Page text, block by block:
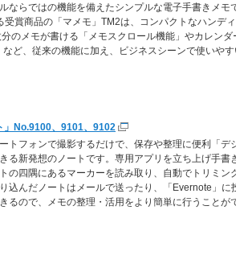
ならではの機能を備えたシンプルな電子手書きメモで
受賞商品の「マメモ」TM2は、コンパクトなハンディタ
のメモが書ける「メモスクロール機能」やカレンダー
ど、従来の機能に加え、ビジネスシーンで使いやすい
」No.9100、9101、9102
トフォンで撮影するだけで、保存や整理に便利「デジ
る新発想のノートです。専用アプリを立ち上げ手書き
の四隅にあるマーカーを読み取り、自動でトリミング
込んだノートはメールで送ったり、「Evernote」に投
るので、メモの整理・活用をより簡単に行うことがで